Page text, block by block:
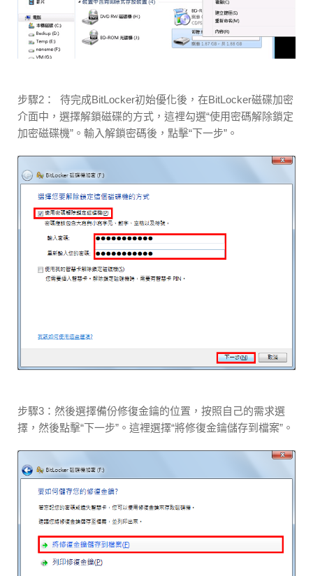
步驟2： 待完成BitLocker初始優化後，在BitLocker磁碟加密
介面中，選擇解鎖磁碟的方式，這裡勾選“使用密碼解除鎖定
加密磁碟機”。輸入解鎖密碼後，點擊“下一步”。
步驟3：然後選擇備份修復金鑰的位置，按照自己的需求選
擇，然後點擊“下一步”。這裡選擇“將修復金鑰儲存到檔案”。